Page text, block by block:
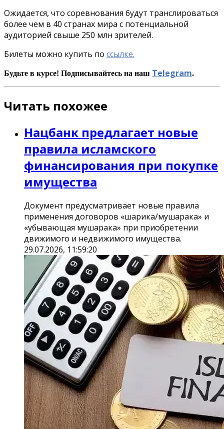
Ожидается, что соревнования будут транслироваться
более чем в 40 странах мира с потенциальной
аудиторией свыше 250 млн зрителей.
Билеты можно купить по ссылке.
Будьте в курсе! Подписывайтесь на наш Telegram.
Читать похожее
Нацбанк предлагает новые
правила исламского
финансирования при покупке
имущества
Документ предусматривает новые правила
применения договоров «шарика/мушарака» и
«убывающая мушарака» при приобретении
движимого и недвижимого имущества.
29.07.2026, 11:59:20